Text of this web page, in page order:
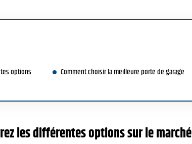
options
Comment choisir la meilleure porte de garage
les différentes options sur le marché